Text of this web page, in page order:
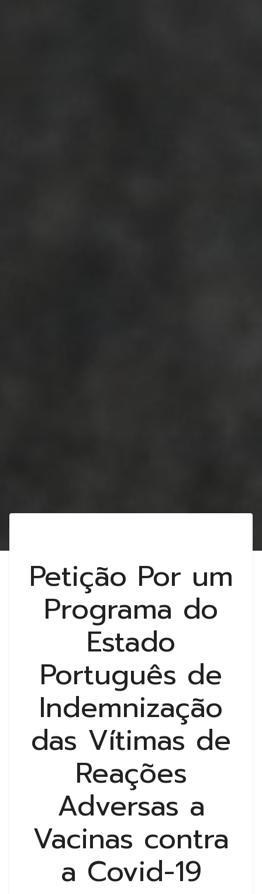
Petição Por um
Programa do
Estado
Português de
Indemnização
das Vítimas de
Reações
Adversas a
Vacinas contra
a Covid-19